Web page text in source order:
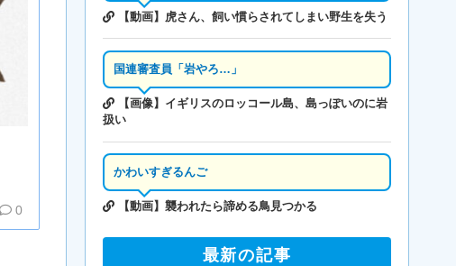
0
【動画】虎さん、飼い慣らされてしまい野生を失う
国連審査員「岩やろ…」
【画像】イギリスのロッコール島、島っぽいのに岩
扱い
かわいすぎるんご
【動画】襲われたら諦める鳥見つかる
最新の記事